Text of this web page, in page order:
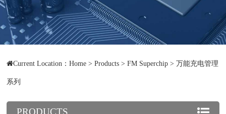
Current Location：Home >Products >FM Superchip >万能充电管理
系列
PRODUCTS